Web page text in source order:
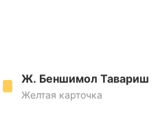
Ж. Беншимол Тавариш
Желтая карточка